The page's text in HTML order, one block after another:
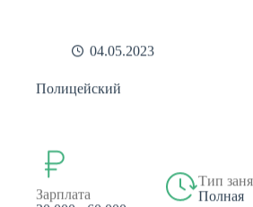
04.05.2023
Полицейский
Зарплата
Тип
Полная